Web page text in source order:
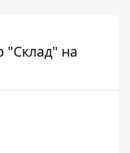
"Склад" на